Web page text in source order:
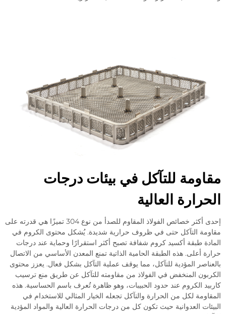
للتآكل في بيئات درجات
العالية
إحدى أكثر خصائص الفولاذ المقاوم للصدأ من نوع 304 تميزًا هي قدرته على
التآكل حتى في ظروف حرارية شديدة. يُشكل محتوى الكروم في
طبقة أكسيد كروم شفافة تصبح أكثر استقرارًا وحماية عند درجات
أعلى. هذه الطبقة الحامية الذاتية تمنع المعدن الأساسي من الاتصال
المؤدية للتآكل، مما يوقف عملية التآكل بشكل فعال. يعزز محتوى
المنخفض في الفولاذ من مقاومته للتآكل عن طريق منع ترسيب
الكروم عند حدود الحبيبات، وهو ظاهرة تُعرف باسم الحساسية. هذه
لكل من الحرارة والتآكل تجعله الخيار المثالي للاستخدام في
العدوانية حيث تكون كل من درجات الحرارة العالية والمواد المؤدية